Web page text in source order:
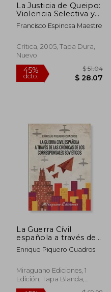
45% $ 36.95
La Justicia de Queipo:
Violencia Selectiva y
Terror Fascista en l a ii
Division en 1936
Francisco Espinosa Maestre
Crítica, 2005, Tapa Dura,
Nuevo
La Guerra Cívil
española a través de
las crónicas de los
corresponsales
Enrique Piquero Cuadros
Miraguano Ediciones, 1
Edición, Tapa Blanda,
Nuevo